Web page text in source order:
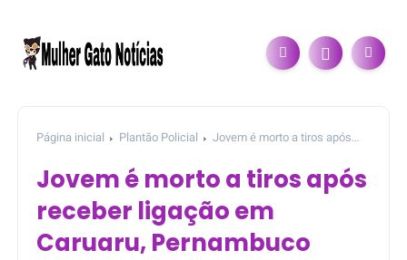
Página inicial Plantão Policial
Jovem é morto a tiros após
Jovem é morto a tiros após
receber ligação em
Caruaru, Pernambuco